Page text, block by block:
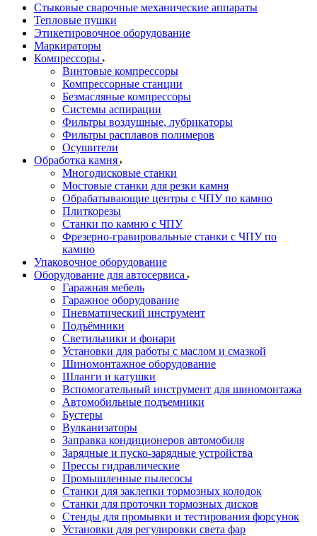
Стыковые сварочные механические аппараты
Тепловые пушки
Этикетировочное оборудование
Маркираторы
Компрессоры
Винтовые компрессоры
Компрессорные станции
Безмасляные компрессоры
Системы аспирации
Фильтры воздушные, лубрикаторы
Фильтры расплавов полимеров
Осушители
Обработка камня
Многодисковые станки
Мостовые станки для резки камня
Обрабатывающие центры с ЧПУ по камню
Плиткорезы
Станки по камню с ЧПУ
Фрезерно-гравировальные станки с ЧПУ по
камню
Упаковочное оборудование
Оборудование для автосервиса
Гаражная мебель
Гаражное оборудование
Пневматический инструмент
Подъёмники
Светильники и фонари
Установки для работы с маслом и смазкой
Шиномонтажное оборудование
Шланги и катушки
Вспомогательный инструмент для шиномонтажа
Автомобильные подъемники
Бустеры
Вулканизаторы
Заправка кондиционеров автомобиля
Зарядные и пуско-зарядные устройства
Прессы гидравлические
Промышленные пылесосы
Станки для заклепки тормозных колодок
Станки для проточки тормозных дисков
Стенды для промывки и тестирования форсунок
Установки для регулировки света фар